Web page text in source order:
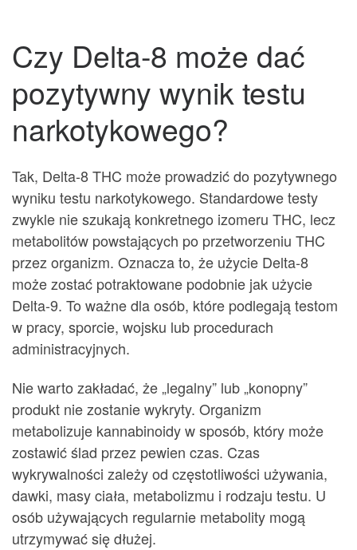
Czy Delta-8 może dać
pozytywny wynik testu
narkotykowego?
Tak, Delta-8 THC może prowadzić do pozytywnego
wyniku testu narkotykowego. Standardowe testy
zwykle nie szukają konkretnego izomeru THC, lecz
metabolitów powstających po przetworzeniu THC
przez organizm. Oznacza to, że użycie Delta-8
może zostać potraktowane podobnie jak użycie
Delta-9. To ważne dla osób, które podlegają testom
w pracy, sporcie, wojsku lub procedurach
administracyjnych.
Nie warto zakładać, że „legalny” lub „konopny”
produkt nie zostanie wykryty. Organizm
metabolizuje kannabinoidy w sposób, który może
zostawić ślad przez pewien czas. Czas
wykrywalności zależy od częstotliwości używania,
dawki, masy ciała, metabolizmu i rodzaju testu. U
osób używających regularnie metabolity mogą
utrzymywać się dłużej.